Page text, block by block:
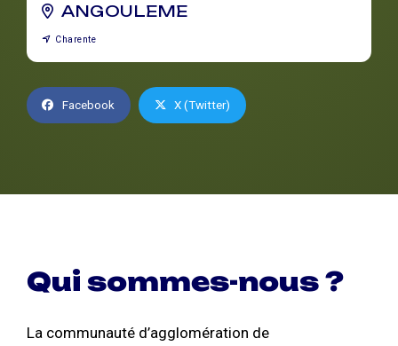
ANGOULEME
Charente
Facebook X (Twitter)
Qui sommes-nous ?
La communauté d’agglomération de